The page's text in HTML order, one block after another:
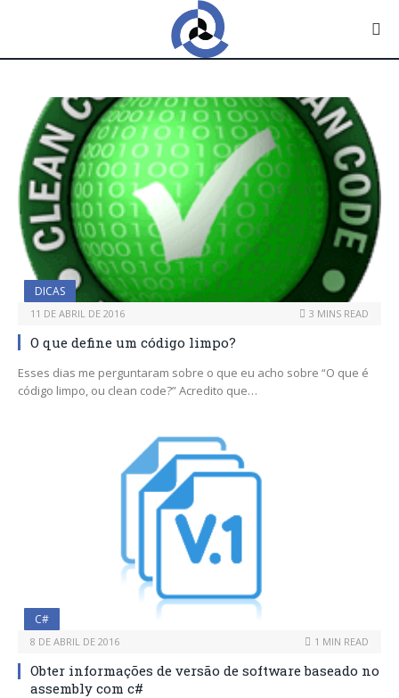
DICAS
11 DE ABRIL DE 2016 3 MINS READ
O que define um código limpo?
Esses dias me perguntaram sobre o que eu acho sobre “O que é
código limpo, ou clean code?” Acredito que…
C#
8 DE ABRIL DE 2016 1 MIN READ
Obter informações de versão de software baseado no
assembly com c#